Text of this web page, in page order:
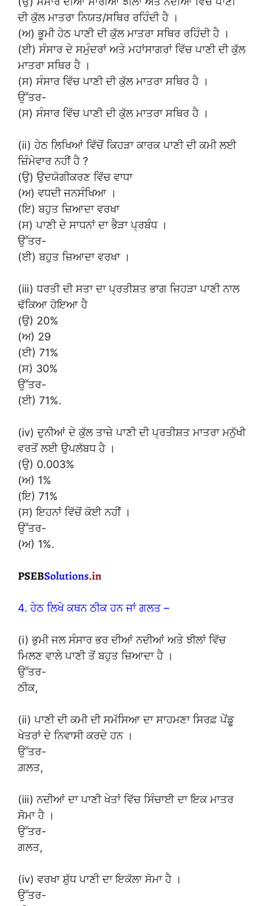
ਦੀ ਕੁੱਲ ਮਾਤਰਾ ਨਿਯਤ/ਸਥਿਰ ਰਹਿੰਦੀ ਹੈ ।
(ਅ) ਭੂਮੀ ਹੇਠ ਪਾਣੀ ਦੀ ਕੁੱਲ ਮਾਤਰਾ ਸਥਿਰ ਰਹਿੰਦੀ ਹੈ ।
(ਈ) ਸੰਸਾਰ ਦੇ ਸਮੁੰਦਰਾਂ ਅਤੇ ਮਹਾਂਸਾਗਰਾਂ ਵਿੱਚ ਪਾਣੀ ਦੀ ਕੁੱਲ
ਮਾਤਰਾ ਸਥਿਰ ਹੈ ।
(ਸ) ਸੰਸਾਰ ਵਿੱਚ ਪਾਣੀ ਦੀ ਕੁੱਲ ਮਾਤਰਾ ਸਥਿਰ ਹੈ ।
ਉੱਤਰ-
(ਸ) ਸੰਸਾਰ ਵਿੱਚ ਪਾਣੀ ਦੀ ਕੁੱਲ ਮਾਤਰਾ ਸਥਿਰ ਹੈ ।
(ii) ਹੇਠ ਲਿਖਿਆਂ ਵਿੱਚੋਂ ਕਿਹੜਾ ਕਾਰਕ ਪਾਣੀ ਦੀ ਕਮੀ ਲਈ
ਜ਼ਿੰਮੇਵਾਰ ਨਹੀਂ ਹੈ ?
(ਉ) ਉਦਯੋਗੀਕਰਣ ਵਿੱਚ ਵਾਧਾ
(ਅ) ਵਧਦੀ ਜਨਸੰਖਿਆ ।
(ਇ) ਬਹੁਤ ਜ਼ਿਆਦਾ ਵਰਖਾ
(ਸ) ਪਾਣੀ ਦੇ ਸਾਧਨਾਂ ਦਾ ਭੈੜਾ ਪ੍ਰਬੰਧ ।
ਉੱਤਰ-
(ਈ) ਬਹੁਤ ਜ਼ਿਆਦਾ ਵਰਖਾ ।
(iii) ਧਰਤੀ ਦੀ ਸਤਾ ਦਾ ਪ੍ਰਤੀਸ਼ਤ ਭਾਗ ਜਿਹੜਾ ਪਾਣੀ ਨਾਲ
ਢੱਕਿਆ ਹੋਇਆ ਹੈ
(ਉ) 20%
(ਅ) 29
(ਈ) 71%
(ਸ) 30%
ਉੱਤਰ-
(ਈ) 71%.
(iv) ਦੁਨੀਆਂ ਦੇ ਕੁੱਲ ਤਾਜ਼ੇ ਪਾਣੀ ਦੀ ਪ੍ਰਤੀਸ਼ਤ ਮਾਤਰਾ ਮਨੁੱਖੀ
ਵਰਤੋਂ ਲਈ ਉਪਲੱਬਧ ਹੈ ।
(ਉ) 0.003%
(ਅ) 1%
(ਇ) 71%
(ਸ) ਇਹਨਾਂ ਵਿੱਚੋਂ ਕੋਈ ਨਹੀਂ ।
ਉੱਤਰ-
(ਅ) 1%.
4. ਹੇਠ ਲਿਖੇ ਕਥਨ ਠੀਕ ਹਨ ਜਾਂ ਗਲਤ –
(i) ਭੁਮੀ ਜਲ ਸੰਸਾਰ ਭਰ ਦੀਆਂ ਨਦੀਆਂ ਅਤੇ ਝੀਲਾਂ ਵਿੱਚ
ਮਿਲਣ ਵਾਲੇ ਪਾਣੀ ਤੋਂ ਬਹੁਤ ਜ਼ਿਆਦਾ ਹੈ ।
ਉੱਤਰ-
ਠੀਕ,
(ii) ਪਾਣੀ ਦੀ ਕਮੀ ਦੀ ਸਮੱਸਿਆ ਦਾ ਸਾਹਮਣਾ ਸਿਰਫ਼ ਪੇਂਡੂ
ਖੇਤਰਾਂ ਦੇ ਨਿਵਾਸੀ ਕਰਦੇ ਹਨ ।
ਉੱਤਰ-
ਗ਼ਲਤ,
(iii) ਨਦੀਆਂ ਦਾ ਪਾਣੀ ਖੇਤਾਂ ਵਿੱਚ ਸਿੰਚਾਈ ਦਾ ਇਕ ਮਾਤਰ
ਸੋਮਾ ਹੈ ।
ਉੱਤਰ-
ਗਲਤ,
(iv) ਵਰਖਾ ਸ਼ੁੱਧ ਪਾਣੀ ਦਾ ਇਕੱਲਾ ਸੋਮਾ ਹੈ ।
ਉੱਤਰ-